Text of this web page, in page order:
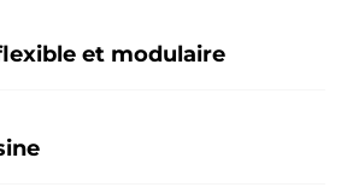
et modulaire